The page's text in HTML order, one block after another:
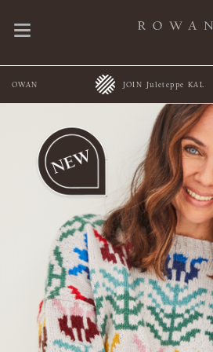
JOIN Juleteppe KAL